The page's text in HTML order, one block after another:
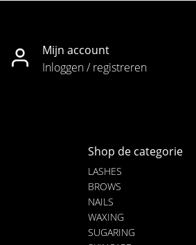
Mijn account
Inloggen / registreren
Shop de categorie
LASHES
BROWS
NAILS
WAXING
SUGARING